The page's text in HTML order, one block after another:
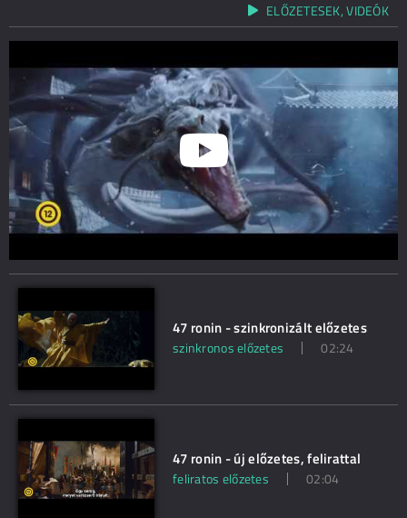
ELŐZETESEK, VIDEÓK
47 ronin - szinkronizált előzetes
szinkronos előzetes 02:24
47 ronin - új előzetes, felirattal
feliratos előzetes 02:04